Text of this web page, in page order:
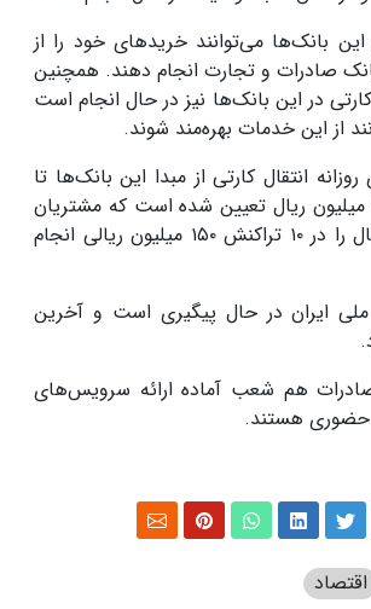
این بانک‌ها می‌توانند خریدهای خود را از
صادرات و تجارت انجام دهند. همچنین
در این بانک‌ها نیز در حال انجام است
از این خدمات بهره‌مند شوند.
انتقال کارتی از مبدا این بانک‌ها تا
یک میلیارد و ۵۰۰ میلیون ریال تعیین شده است که مشتریان
می‌توانند این انتقال را در ۱۰ تراکنش ۱۵۰ میلیون ریالی انجام
ایران در حال پیگیری است و آخرین
هم شعب آماده ارائه سرویس‌های
هستند.
اقتصاد